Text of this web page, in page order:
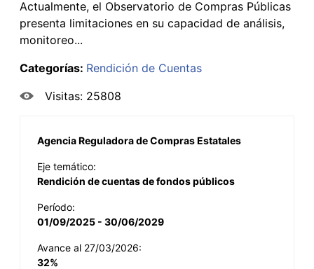
Actualmente, el Observatorio de Compras Públicas
presenta limitaciones en su capacidad de análisis,
monitoreo...
Categorías: Rendición de Cuentas
Visitas: 25808
Agencia Reguladora de Compras Estatales
Eje temático:
Rendición de cuentas de fondos públicos
Período:
01/09/2025 - 30/06/2029
Avance al 27/03/2026:
32%